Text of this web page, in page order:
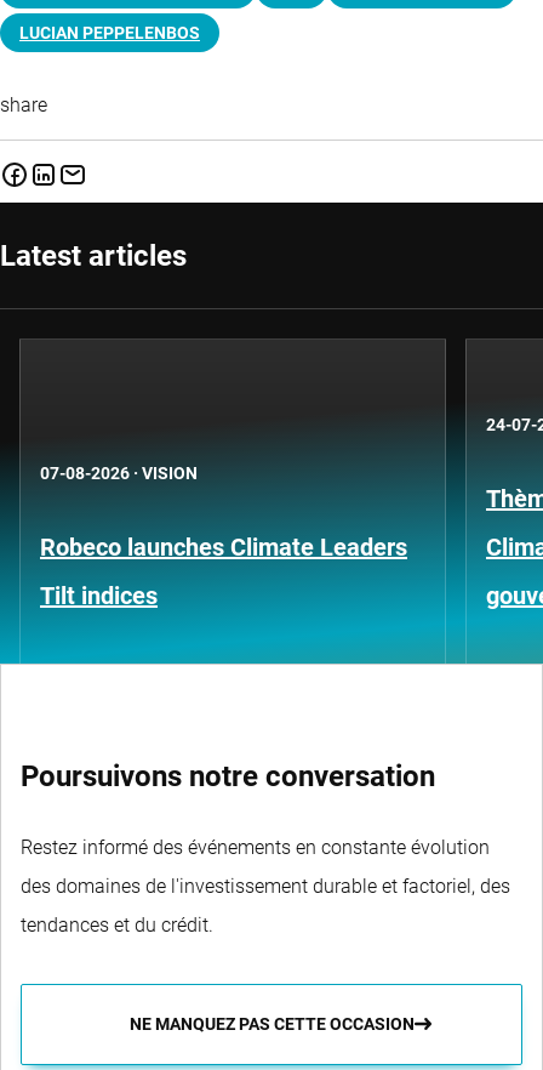
LUCIAN PEPPELENBOS
share
Latest articles
07-08-2026 · VISION
Robeco launches Climate Leaders
Tilt indices
24-07-
Poursuivons notre conversation
Restez informé des événements en constante évolution
des domaines de l'investissement durable et factoriel, des
tendances et du crédit.
NE MANQUEZ PAS CETTE OCCASION